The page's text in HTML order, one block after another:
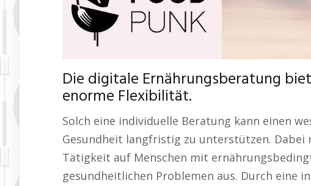
Die digitale Ernährungsberatung
enorme Flexibilität.
Solch eine individuelle Beratung kann einen
Gesundheit langfristig zu unterstützen.
Tätigkeit auf Menschen mit
gesundheitlichen Problemen aus. Durch eine